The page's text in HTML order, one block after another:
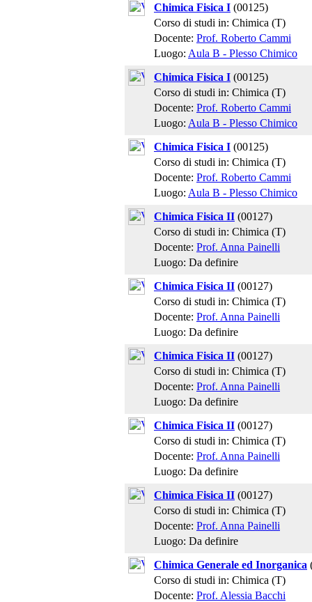
Chimica Fisica I (00125)
Corso di studi in: Chimica (T)
Docente: Prof. Roberto Cammi
Luogo: Aula B - Plesso Chimico
Chimica Fisica I (00125)
Corso di studi in: Chimica (T)
Docente: Prof. Roberto Cammi
Luogo: Aula B - Plesso Chimico
Chimica Fisica I (00125)
Corso di studi in: Chimica (T)
Docente: Prof. Roberto Cammi
Luogo: Aula B - Plesso Chimico
Chimica Fisica II (00127)
Corso di studi in: Chimica (T)
Docente: Prof. Anna Painelli
Luogo: Da definire
Chimica Fisica II (00127)
Corso di studi in: Chimica (T)
Docente: Prof. Anna Painelli
Luogo: Da definire
Chimica Fisica II (00127)
Corso di studi in: Chimica (T)
Docente: Prof. Anna Painelli
Luogo: Da definire
Chimica Fisica II (00127)
Corso di studi in: Chimica (T)
Docente: Prof. Anna Painelli
Luogo: Da definire
Chimica Fisica II (00127)
Corso di studi in: Chimica (T)
Docente: Prof. Anna Painelli
Luogo: Da definire
Chimica Generale ed Inorganica
Corso di studi in: Chimica (T)
Docente: Prof. Alessia Bacchi